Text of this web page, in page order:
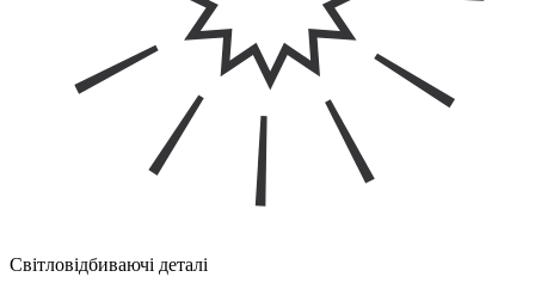
Світловідбиваючі деталі